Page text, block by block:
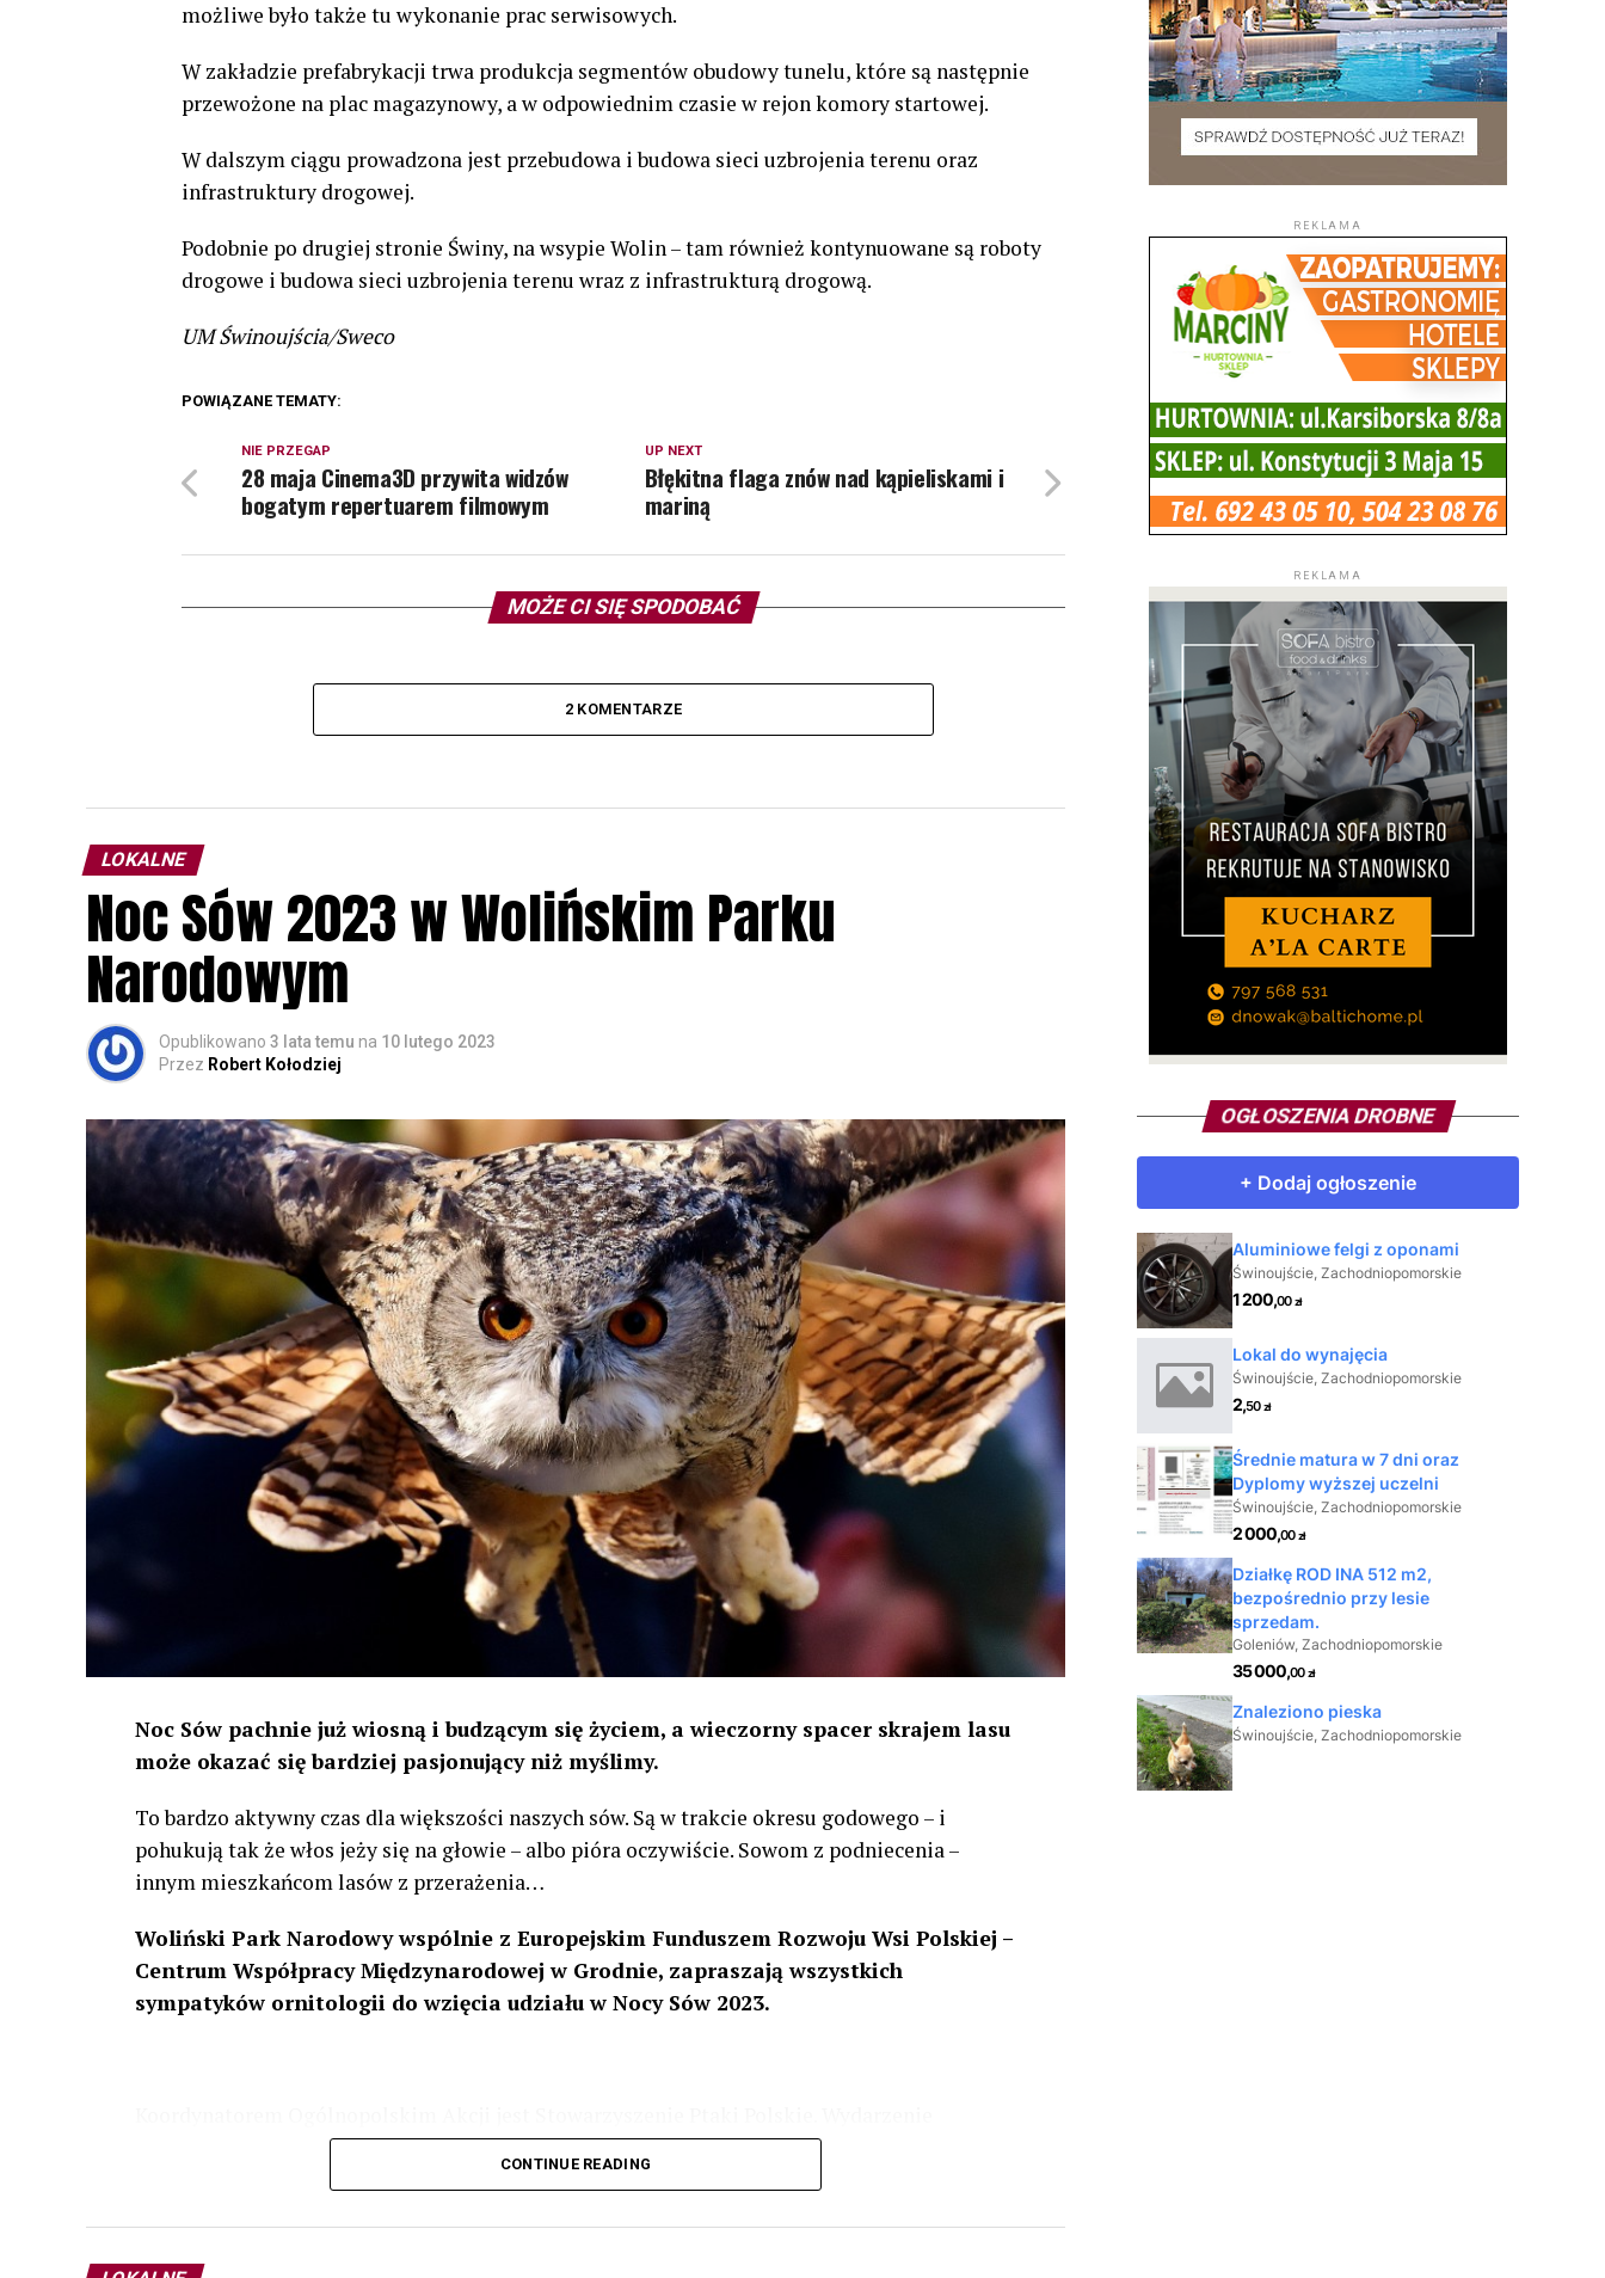
możliwe było także tu wykonanie prac serwisowych.
W zakładzie prefabrykacji trwa produkcja segmentów obudowy tunelu, które są następnie
przewożone na plac magazynowy, a w odpowiednim czasie w rejon komory startowej.
W dalszym ciągu prowadzona jest przebudowa i budowa sieci uzbrojenia terenu oraz
infrastruktury drogowej.
Podobnie po drugiej stronie Świny, na wsypie Wolin – tam również kontynuowane są roboty
drogowe i budowa sieci uzbrojenia terenu wraz z infrastrukturą drogową.
UM Świnoujścia/Sweco
POWIĄZANE TEMATY:
UP NEXT
Błękitna flaga znów nad kąpieliskami i
mariną
NIE PRZEGAP
28 maja Cinema3D przywita widzów
bogatym repertuarem filmowym
MOŻE CI SIĘ SPODOBAĆ
2 KOMENTARZE
LOKALNE
Noc Sów 2023 w Wolińskim Parku
Narodowym
Opublikowano 3 lata temu na 10 lutego 2023
Przez Robert Kołodziej
Noc Sów pachnie już wiosną i budzącym się życiem, a wieczorny spacer skrajem lasu
może okazać się bardziej pasjonujący niż myślimy.
To bardzo aktywny czas dla większości naszych sów. Są w trakcie okresu godowego – i
pohukują tak że włos jeży się na głowie – albo pióra oczywiście. Sowom z podniecenia –
innym mieszkańcom lasów z przerażenia…
Woliński Park Narodowy wspólnie z Europejskim Funduszem Rozwoju Wsi Polskiej –
Centrum Współpracy Międzynarodowej w Grodnie, zapraszają wszystkich
sympatyków ornitologii do wzięcia udziału w Nocy Sów 2023.
odbędzie się w dniach24 i 25 lutego 2023 r. wg harmonogramu przedstawionego na
CONTINUE READING
REKLAMA
REKLAMA
OGŁOSZENIA DROBNE